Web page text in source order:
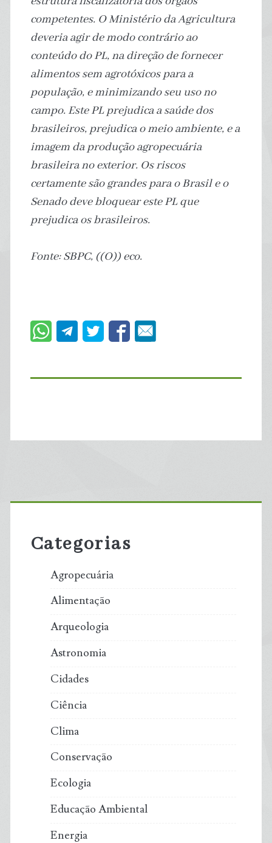
competentes. O Ministério da Agricultura
deveria agir de modo contrário ao
conteúdo do PL, na direção de fornecer
alimentos sem agrotóxicos para a
população, e minimizando seu uso no
campo. Este PL prejudica a saúde dos
brasileiros, prejudica o meio ambiente, e a
imagem da produção agropecuária
brasileira no exterior. Os riscos
certamente são grandes para o Brasil e o
Senado deve bloquear este PL que
prejudica os brasileiros.
Fonte: SBPC, ((O)) eco.
Primary
Sidebar
Categorias
Agropecuária
Alimentação
Arqueologia
Astronomia
Cidades
Ciência
Clima
Conservação
Ecologia
Educação Ambiental
Energia